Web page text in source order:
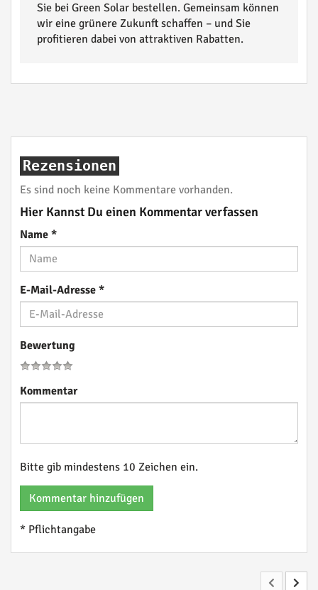
Sie bei Green Solar bestellen. Gemeinsam können
wir eine grünere Zukunft schaffen – und Sie
profitieren dabei von attraktiven Rabatten.
Rezensionen
Es sind noch keine Kommentare vorhanden.
Hier Kannst Du einen Kommentar verfassen
Name *
E-Mail-Adresse *
Bewertung
Kommentar
Bitte gib mindestens 10 Zeichen ein.
Kommentar hinzufügen
* Pflichtangabe